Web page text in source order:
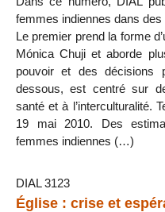
femmes indiennes dans
Le premier prend la forme
Mónica Chuji et aborde
pouvoir et des décisions
dessous, est centré sur
santé et à l’interculturalité.
19 mai 2010. Des
femmes indiennes (…)
DIAL 3123
Église : crise et